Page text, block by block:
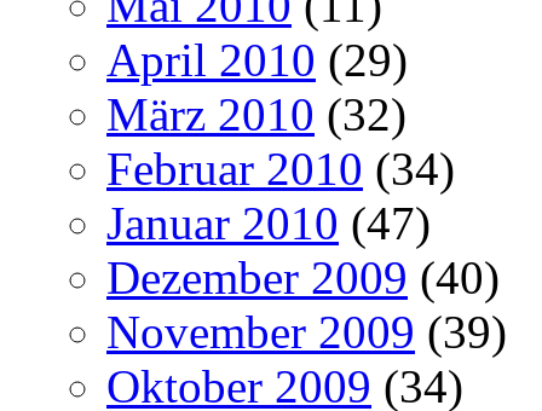
April 2010 (29)
März 2010 (32)
Februar 2010 (34)
Januar 2010 (47)
Dezember 2009 (40)
November 2009 (39)
Oktober 2009 (34)